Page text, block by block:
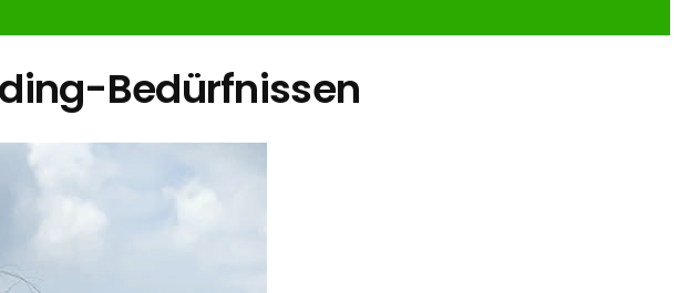
Bedürfnissen